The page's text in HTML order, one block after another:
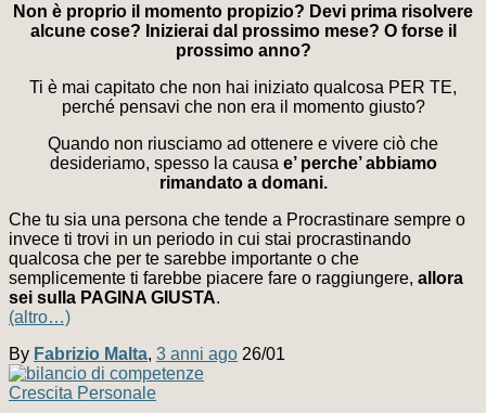
Non è proprio il momento propizio? Devi prima risolvere
alcune cose? Inizierai dal prossimo mese? O forse il
prossimo anno?
Ti è mai capitato che non hai iniziato qualcosa PER TE,
perché pensavi che non era il momento giusto?
Quando non riusciamo ad ottenere e vivere ciò che
desideriamo, spesso la causa e’ perche’ abbiamo
rimandato a domani.
Che tu sia una persona che tende a Procrastinare sempre o
invece ti trovi in un periodo in cui stai procrastinando
qualcosa che per te sarebbe importante o che
semplicemente ti farebbe piacere fare o raggiungere, allora
sei sulla PAGINA GIUSTA.
(altro…)
By Fabrizio Malta, 3 anni ago 26/01
Crescita Personale